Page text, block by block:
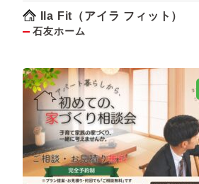
Ila Fit（アイラ フィット）
石友ホーム